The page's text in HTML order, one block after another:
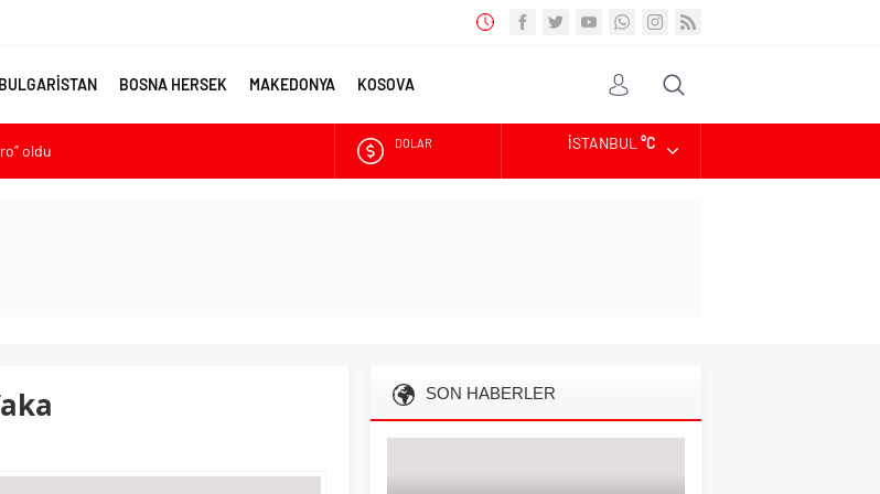
BULGARİSTAN BOSNA HERSEK MAKEDONYA KOSOVA
oldu
DOLAR İSTANBUL °C
SON HABERLER